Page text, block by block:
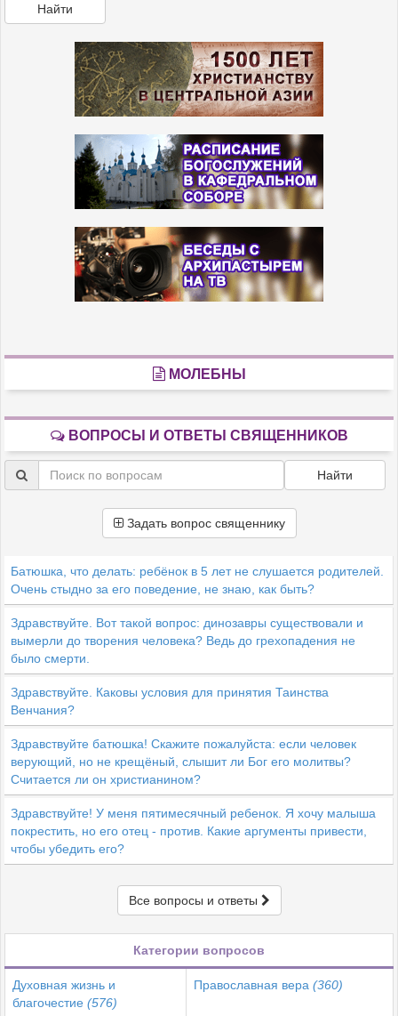
Найти
МОЛЕБНЫ
ВОПРОСЫ И ОТВЕТЫ СВЯЩЕННИКОВ
Найти
Задать вопрос священнику
Батюшка, что делать: ребёнок в 5 лет не слушается родителей.
Очень стыдно за его поведение, не знаю, как быть?
Здравствуйте. Вот такой вопрос: динозавры существовали и
вымерли до творения человека? Ведь до грехопадения не
было смерти.
Здравствуйте. Каковы условия для принятия Таинства
Венчания?
Здравствуйте батюшка! Скажите пожалуйста: если человек
верующий, но не крещёный, слышит ли Бог его молитвы?
Считается ли он христианином?
Здравствуйте! У меня пятимесячный ребенок. Я хочу малыша
покрестить, но его отец - против. Какие аргументы привести,
чтобы убедить его?
Все вопросы и ответы
Категории вопросов
Духовная жизнь и
благочестие (576)
Православная вера (360)